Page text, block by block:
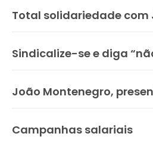
Total solidariedade com
Sindicalize-se e diga
João Montenegro,
Campanhas salariais